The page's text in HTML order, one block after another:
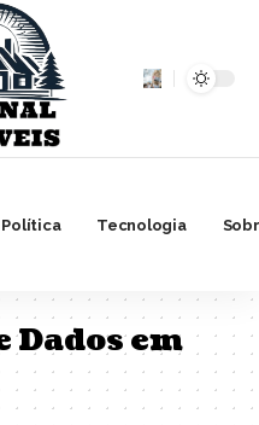
Política Tecnologia
Dados em